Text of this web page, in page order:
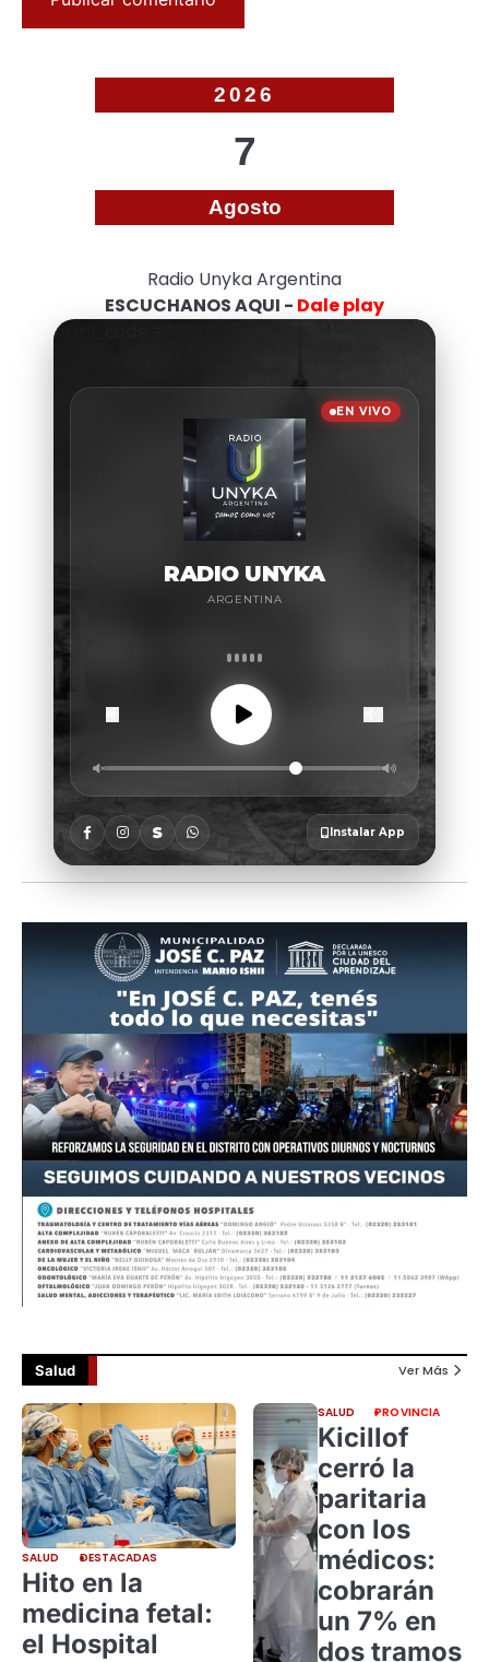
2026
7
Agosto
Radio Unyka Argentina
ESCUCHANOS AQUI - Dale play
Salud Ver Más
SALUD DESTACADAS
Hito en la
medicina fetal:
el Hospital
SALUD PROVINCIA
Kicillof
cerró la
paritaria
con los
médicos:
cobrarán
un 7% en
dos tramos